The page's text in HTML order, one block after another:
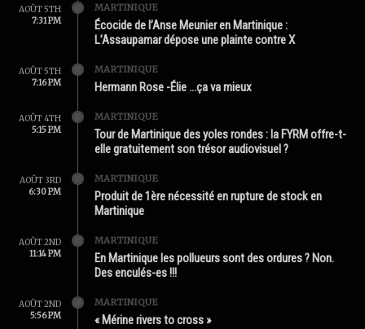
AOÛT 5TH
7:31 PM
MARTINIQUE
Écocide de l’Anse Meunier en Martinique :
L’Assaupamar dépose une plainte contre X
AOÛT 5TH
7:16 PM
MARTINIQUE
Hermann Rose -Élie …ça va mieux
AOÛT 4TH
5:15 PM
MARTINIQUE
Tour de Martinique des yoles rondes : la FYRM offre-t-
elle gratuitement son trésor audiovisuel ?
AOÛT 3RD
6:30 PM
MARTINIQUE
Produit de 1ère nécessité en rupture de stock en
Martinique
AOÛT 2ND
11:14 PM
MARTINIQUE
En Martinique les pollueurs sont des ordures ? Non.
Des enculés-es !!!
AOÛT 2ND
5:56 PM
MARTINIQUE
« Mérine rivers to cross »